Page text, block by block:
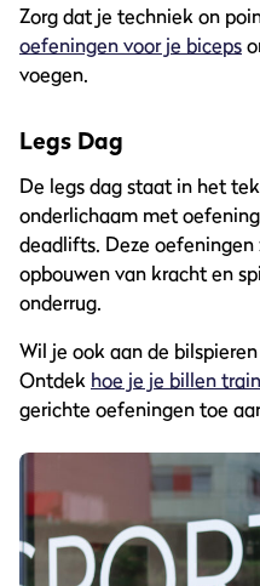
Zorg dat je techniek on
oefeningen voor je biceps
voegen.
Legs Dag
De legs dag staat in het
onderlichaam met
deadlifts. Deze
opbouwen van kracht en
onderrug.
Wil je ook aan de
Ontdek hoe je je billen
gerichte oefeningen toe